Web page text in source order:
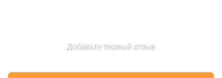
Добавьте первый отзыв